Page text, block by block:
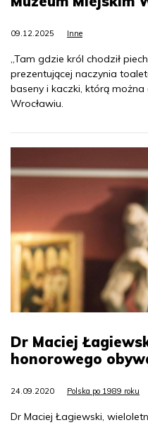
09.12.2025 Inne
„Tam gdzie król chodził
prezentującej naczynia
baseny i kaczki, którą
Wrocławiu.
Dr Maciej
honorowego
24.09.2020 Polska po 1989 roku
Dr Maciej Łagiewski,